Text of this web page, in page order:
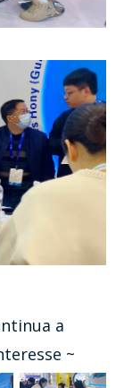
a
~